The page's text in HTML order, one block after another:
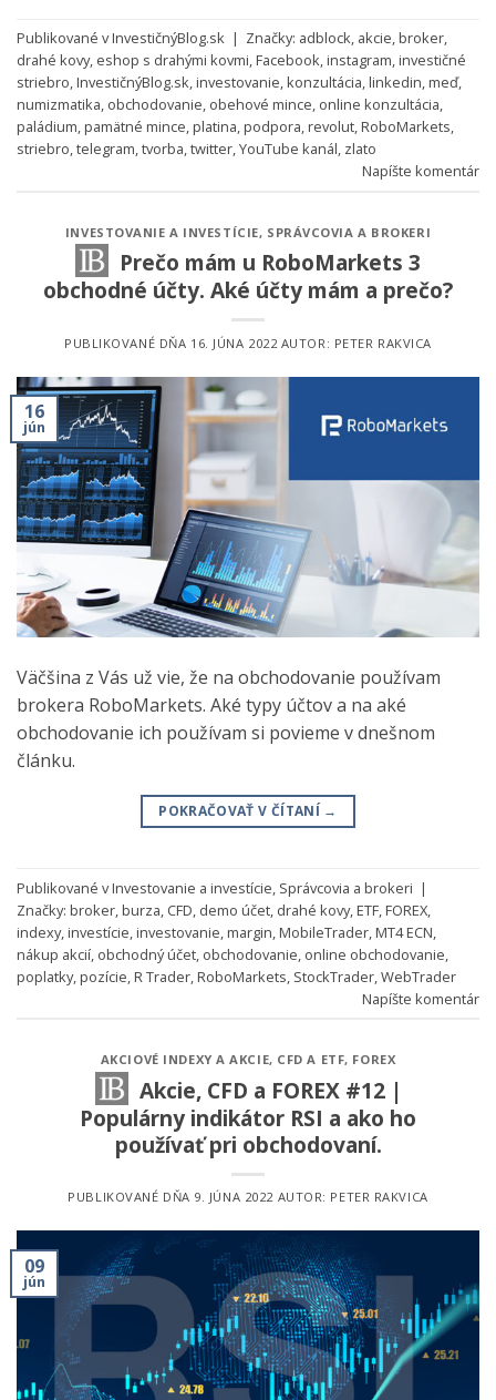
Publikované vInvestičnýBlog.sk | Značky: adblock, akcie,broker,
drahé kovy, eshop s drahými kovmi,Facebook,instagram,investičné
striebro,InvestičnýBlog.sk,investovanie,konzultácia,linkedin,meď,
numizmatika, obchodovanie, obehové mince, online konzultácia,
paládium,pamätné mince,platina,podpora,revolut,RoboMarkets,
striebro,telegram,tvorba,twitter,YouTube kanál, zlato
Napíšte komentár
INVESTOVANIE A INVESTÍCIE, SPRÁVCOVIA A BROKERI
Prečo mám u RoboMarkets 3
obchodné účty. Aké účty mám a prečo?
PUBLIKOVANÉ DŇA 16. JÚNA 2022 AUTOR: PETER RAKVICA
16
jún
Väčšina z Vás už vie, že na obchodovanie používam
brokera RoboMarkets. Aké typy účtov a na aké
obchodovanie ich používam si povieme v dnešnom
článku.
POKRAČOVAŤ V ČÍTANÍ →
Publikované vInvestovanie a investície Správcovia a brokeri |
Značky: broker burza CFD demo účet drahé kovy, ETF FOREX
indexy, investície investovanie margin MobileTrader MT4 ECN
nákup akcií obchodný účet obchodovanie online obchodovanie
poplatky, pozície R Trader RoboMarkets StockTrader WebTrader
Napíšte komentár
AKCIOVÉ INDEXY A AKCIE, CFD A ETF, FOREX
Akcie, CFD a FOREX #12 |
Populárny indikátor RSI a ako ho
používať pri obchodovaní.
PUBLIKOVANÉ DŇA 9. JÚNA 2022AUTOR: PETER RAKVICA
09
jún